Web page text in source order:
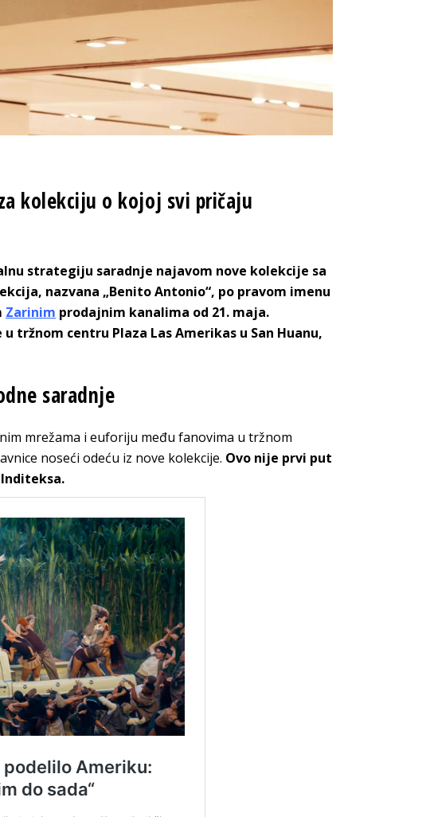
kolekciju o kojoj svi pričaju
strategiju saradnje najavom nove kolekcije sa
nazvana „Benito Antonio“, po pravom imenu
Zarinim prodajnim kanalima od 21. maja.
tržnom centru Plaza Las Amerikas u San Huanu,
saradnje
mrežama i euforiju među fanovima u tržnom
noseći odeću iz nove kolekcije. Ovo nije prvi put